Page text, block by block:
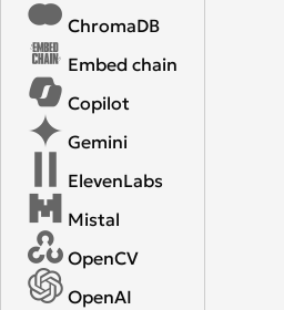
ChromaDB
Embed chain
Copilot
Gemini
ElevenLabs
Mistal
OpenCV
OpenAI